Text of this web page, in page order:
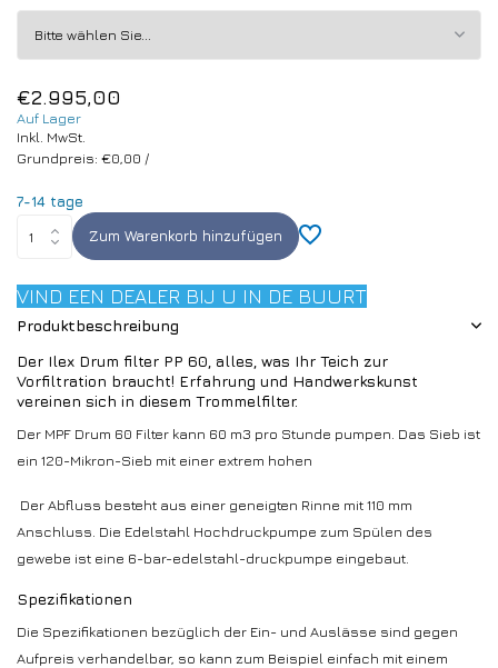
€2.995,00
Auf Lager
Inkl. MwSt.
Grundpreis: €0,00 /
7-14 tage
Zum Warenkorb hinzufügen
VIND EEN DEALER BIJ U IN DE BUURT
Produktbeschreibung
Der Ilex Drum filter PP 60, alles, was Ihr Teich zur
Vorfiltration braucht! Erfahrung und Handwerkskunst
vereinen sich in diesem Trommelfilter.
Der MPF Drum 60 Filter kann 60 m3 pro Stunde pumpen. Das Sieb ist
ein 120-Mikron-Sieb mit einer extrem hohen
Der Abfluss besteht aus einer geneigten Rinne mit 110 mm
Anschluss. Die Edelstahl Hochdruckpumpe zum Spülen des
gewebe ist eine 6-bar-edelstahl-druckpumpe eingebaut.
Spezifikationen
Die Spezifikationen bezüglich der Ein- und Auslässe sind gegen
Aufpreis verhandelbar, so kann zum Beispiel einfach mit einem